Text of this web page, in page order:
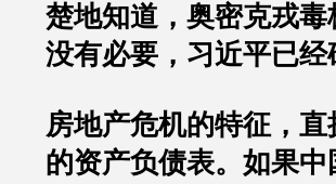
楚地知道，奥密克戎
没有必要，习近平已
房地产危机的特征，
的资产负债表。如果